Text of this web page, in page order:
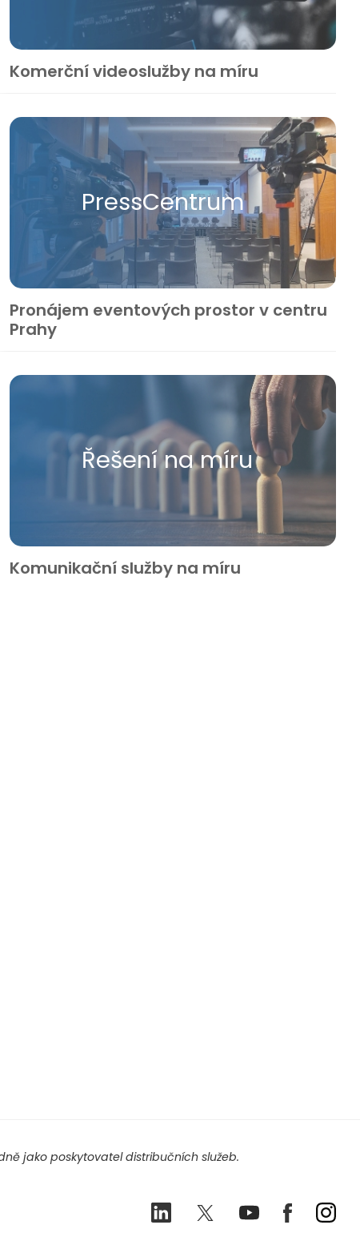
Komerční videoslužby na míru
Press​Centrum
Pronájem eventových prostor v centru
Prahy
Řešení na míru
Komunikační služby na míru
jako poskytovatel distribučních služeb.
LinkedIn TwitterYoutubeFacebook